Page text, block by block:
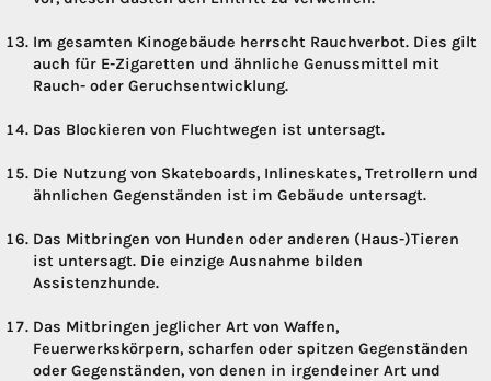
Im gesamten Kinogebäude herrscht Rauchverbot. Dies gilt
auch für E-Zigaretten und ähnliche Genussmittel mit
Rauch- oder Geruchsentwicklung.
Das Blockieren von Fluchtwegen ist untersagt.
Die Nutzung von Skateboards, Inlineskates, Tretrollern und
ähnlichen Gegenständen ist im Gebäude untersagt.
Das Mitbringen von Hunden oder anderen (Haus-)Tieren
ist untersagt. Die einzige Ausnahme bilden
Assistenzhunde.
Das Mitbringen jeglicher Art von Waffen,
Feuerwerkskörpern, scharfen oder spitzen Gegenständen
oder Gegenständen, von denen in irgendeiner Art und